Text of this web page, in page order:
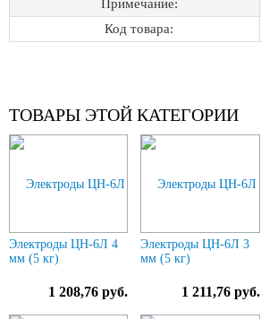
Примечание:
Код товара:
ТОВАРЫ ЭТОЙ КАТЕГОРИИ
Электроды ЦН-6Л 4
мм (5 кг)
1 208,76 руб.
Электроды ЦН-6Л 3
мм (5 кг)
1 211,76 руб.